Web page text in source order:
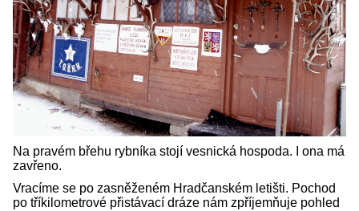
Na pravém břehu rybníka stojí vesnická hospoda. I ona má
zavřeno.
Vracíme se po zasněženém Hradčanském letišti. Pochod
po tříkilometrové přistávací dráze nám zpříjemňuje pohled